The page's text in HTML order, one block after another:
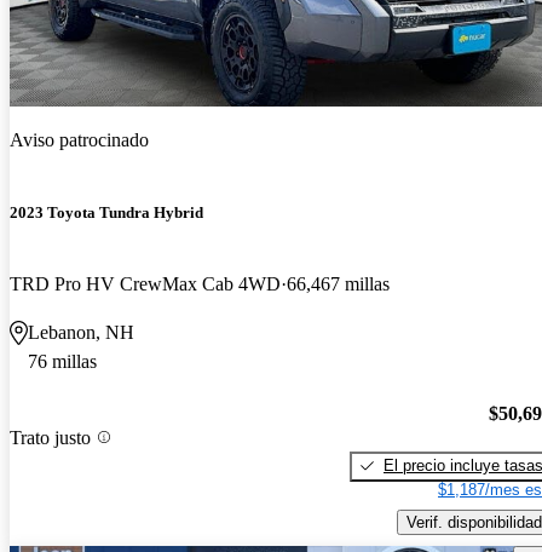
Aviso patrocinado
2023 Toyota Tundra Hybrid
TRD Pro HV CrewMax Cab 4WD 66,467 millas
Lebanon, NH
76 millas
Trato justo
El precio incluye tasas
$1,187/mes
Verif. disponibilidad